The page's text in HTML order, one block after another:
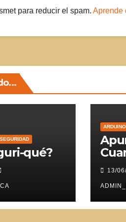
para reducir el spam. Aprende
qué?
ARDUINO
13/